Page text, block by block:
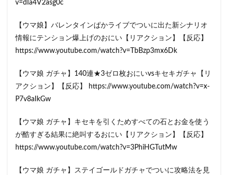
v=dIa4V2asg0c
【ウマ娘】バレンタインぱかライブでついに出た新シナリオ
情報にテンション爆上げのおにい【リアクション】【反応】
https://www.youtube.com/watch?v=TbBzp3mx6Dk
【ウマ娘 ガチャ】140連★3ゼロ枚おにいvsキセキガチャ【リ
アクション】【反応】 https://www.youtube.com/watch?v=x-
P7v8aIkGw
【ウマ娘 ガチャ】キセキを引くためすべての石とお金を使う
が酷すぎる結果に絶叫するおにい【リアクション】【反応】
https://www.youtube.com/watch?v=3PhiHGTutMw
【ウマ娘 ガチャ】ステイゴールドガチャでついに攻略法を見